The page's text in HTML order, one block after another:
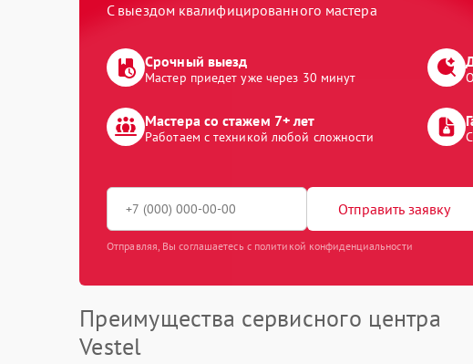
С выездом квалифицированного мастера
Срочный выезд
Мастер приедет уже через 30 минут
Мастера со стажем 7+ лет
Работаем с техникой любой сложности
Отправить заявку
Отправляя, Вы соглашаетесь с политикой конфиденциальности
Преимущества сервисного центра
Vestel